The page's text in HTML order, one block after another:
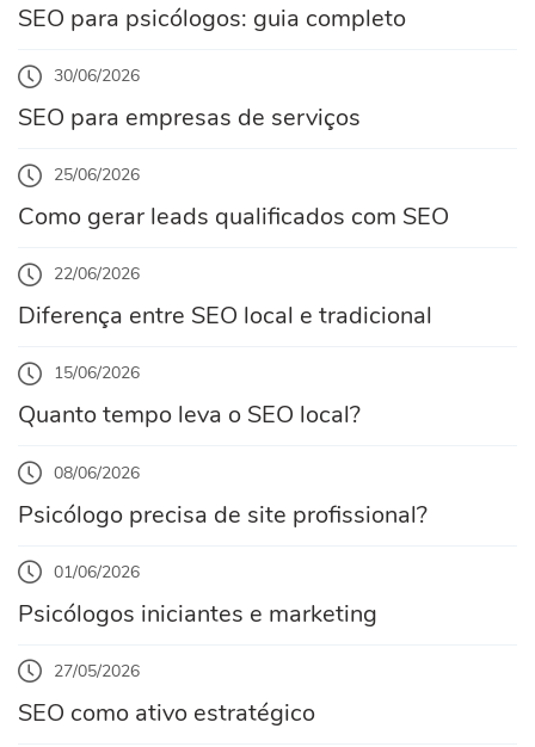
SEO para psicólogos: guia completo
30/06/2026
SEO para empresas de serviços
25/06/2026
Como gerar leads qualificados com SEO
22/06/2026
Diferença entre SEO local e tradicional
15/06/2026
Quanto tempo leva o SEO local?
08/06/2026
Psicólogo precisa de site profissional?
01/06/2026
Psicólogos iniciantes e marketing
27/05/2026
SEO como ativo estratégico